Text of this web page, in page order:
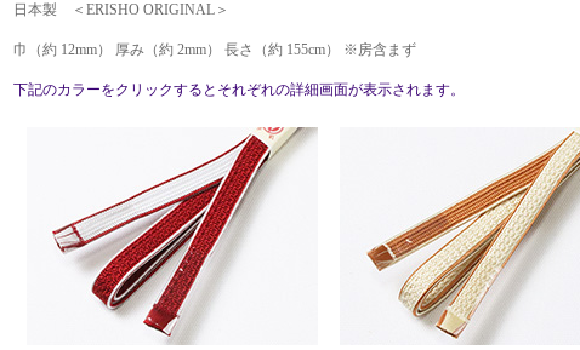
日本製 ＜ERISHO ORIGINAL＞
巾（約 12mm） 厚み（約 2mm） 長さ（約 155cm） ※房含まず
下記のカラーをクリックするとそれぞれの詳細画面が表示されます。